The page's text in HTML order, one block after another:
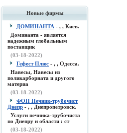
Новые фирмы
ДОМИНАНТА - , , Киев.
Доминанта - является
надежным глобальным
поставщик
(03-18-2022)
Гефест Плюс - , , Одесса.
Навесы, Навесы из
поликарборната и другого
материа
(03-18-2022)
ФОП Печник-трубочист
Днепр - , , Днепропетровск.
Услуги печника-трубочиста
по Днепру и области : ст
(03-18-2022)